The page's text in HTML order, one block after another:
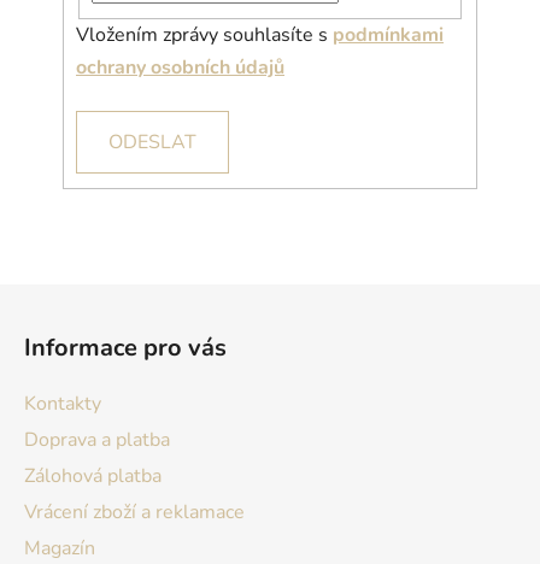
Vložením zprávy souhlasíte s podmínkami
ochrany osobních údajů
ODESLAT
Informace pro vás
Kontakty
Doprava a platba
Zálohová platba
Vrácení zboží a reklamace
Magazín